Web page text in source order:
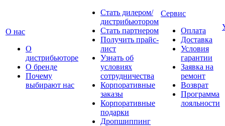
О нас
О
дистрибьюторе
О бренде
Почему
выбирают нас
Стать дилером/
дистрибьютором
Стать партнером
Получить прайс-
лист
Узнать об
условиях
сотрудничества
Корпоративные
заказы
Корпоративные
подарки
Дропшиппинг
Сервис
Оплата
Доставка
Условия
гарантии
Заявка на
ремонт
Возврат
Программа
лояльности